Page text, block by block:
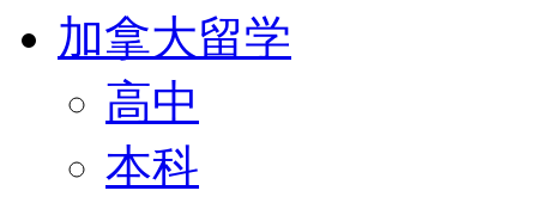
加拿大留学
高中
本科